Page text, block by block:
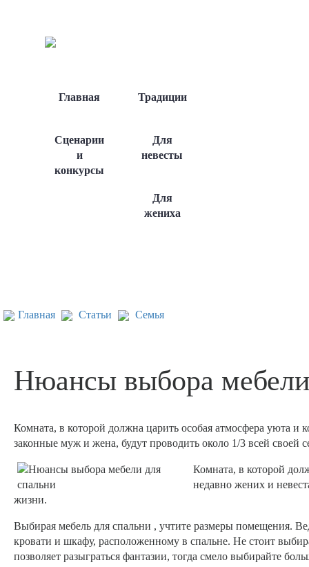
Главная Традиции
Сценарии
и
конкурсы
Для
невесты
Для
жениха
Главная Статьи Семья
Нюансы выбора
Комната, в которой должна царить особая атмосфера уюта и
законные муж и жена, будут проводить около 1/3 всей своей
Комната, в которой
недавно жених и
жизни.
Выбирая мебель для спальни , учтите размеры помещения.
кровати и шкафу, расположенному в спальне. Не стоит
позволяет разыграться фантазии, тогда смело выбирайте